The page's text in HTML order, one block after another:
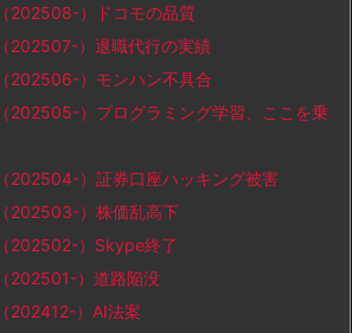
202508-）ドコモの品質
202507-）退職代行の実績
202506-）モンハン不具合
）プログラミング学習、ここを乗
）証券口座ハッキング被害
202503-）株価乱高下
202502-）Skype終了
202501-）道路陥没
202412-）AI法案